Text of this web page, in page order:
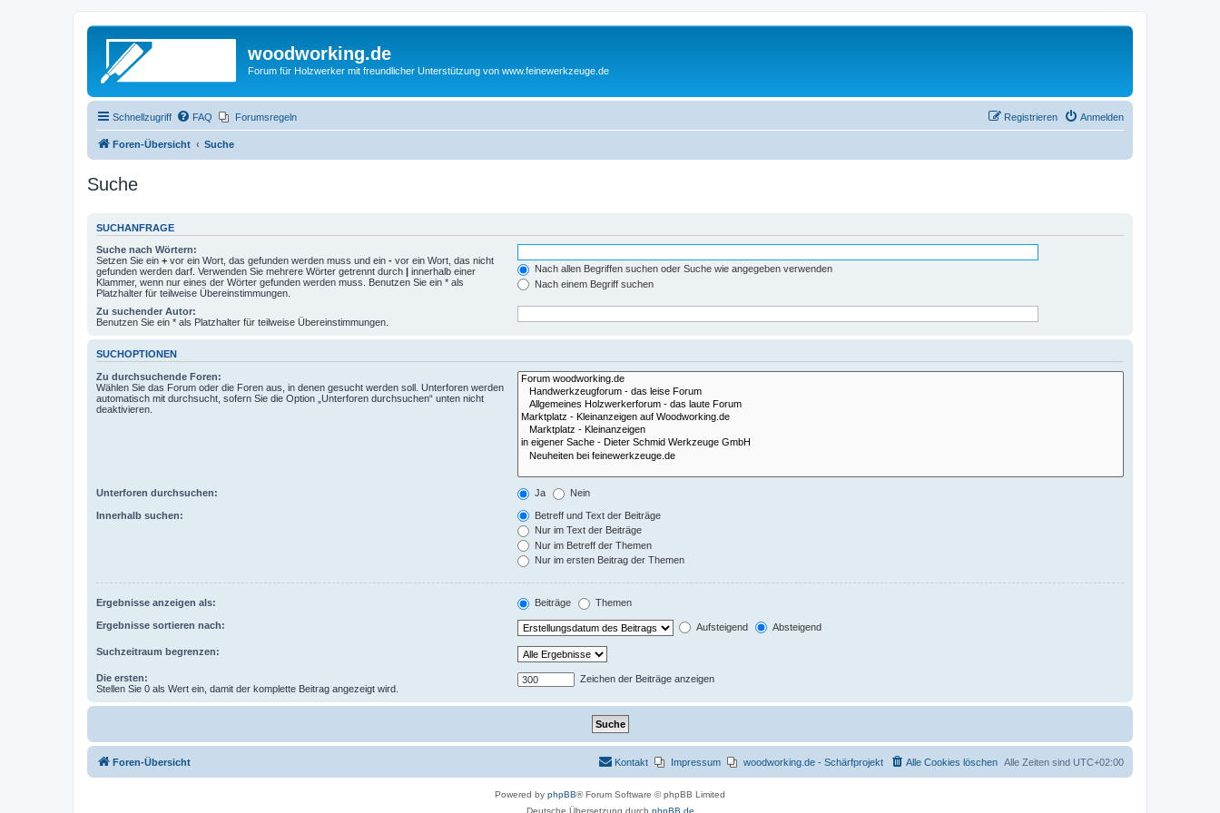
woodworking.de
Forum für Holzwerker mit freundlicher Unterstützung von www.feinewerkzeuge.de
Schnellzugriff FAQ Forumsregeln Anmelden
Registrieren
Foren-Übersicht Suche
Suche
SUCHANFRAGE
Suche nach Wörtern:
Setzen Sie ein + vor ein Wort, das gefunden werden muss und ein - vor ein Wort, das nicht
gefunden werden darf. Verwenden Sie mehrere Wörter getrennt durch | innerhalb einer
Klammer, wenn nur eines der Wörter gefunden werden muss. Benutzen Sie ein * als
Platzhalter für teilweise Übereinstimmungen.
Nach allen Begriffen suchen oder Suche wie angegeben verwenden
Nach einem Begriff suchen
Zu suchender Autor:
Benutzen Sie ein * als Platzhalter für teilweise Übereinstimmungen.
SUCHOPTIONEN
Zu durchsuchende Foren:
Wählen Sie das Forum oder die Foren aus, in denen gesucht werden soll. Unterforen werden
automatisch mit durchsucht, sofern Sie die Option „Unterforen durchsuchen“ unten nicht
deaktivieren.
Unterforen durchsuchen: Ja Nein
Innerhalb suchen:
Betreff und Text der Beiträge
Nur im Text der Beiträge
Nur im Betreff der Themen
Nur im ersten Beitrag der Themen
Ergebnisse anzeigen als: Beiträge Themen
Ergebnisse sortieren nach: Aufsteigend Absteigend
Suchzeitraum begrenzen:
Die ersten:
Stellen Sie 0 als Wert ein, damit der komplette Beitrag angezeigt wird.
Zeichen der Beiträge anzeigen
Foren-Übersicht Alle Zeiten sind UTC+02:00
Alle Cookies löschen
woodworking.de - Schärfprojekt
Impressum
Kontakt
Powered by phpBB® Forum Software © phpBB Limited
Deutsche Übersetzung durch phpBB.de